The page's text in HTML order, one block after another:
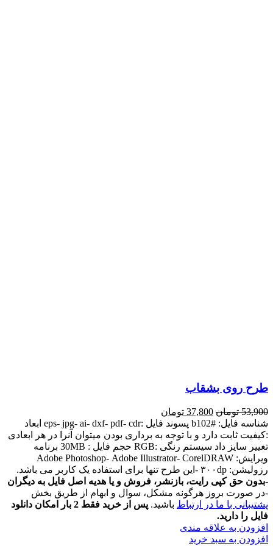
طرح روی بشقاب
53,900 تومان 37,800 تومان
شناسه فایل: #b102 پسوند فایل :eps- jpg- ai- dxf- pdf- cdr ابعاد
:کیفیت ثابت دارد و با توجه به برداری بودن میتوان آنرا در هر ابعادی
تغییر سایز داد سیستم رنگی :RGB حجم فایل : 30MB برنامه
ویرایش: Adobe Photoshop- Adobe Illustrator- CorelDRAW
رزولیشن: ۳۰۰dp -این طرح تنها برای استفاده یک کاربر می باشد.
-بدون حق کپی رایت، بازنشر، فروش و یا هدیه اصل فایل به دیگران
-در صورت بروز هرگونه مشکل، سوال و ابهام از طریق بخش
پشتیبانی با ما در ارتباط باشید.
پس از خرید فقط 2 بار امکان دانلود
فایل را دارید.
افزودن به علاقه مندی
افزودن به سبد خرید